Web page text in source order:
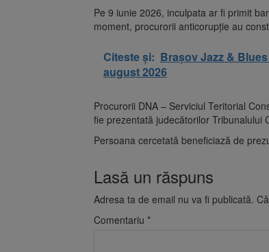
Pe 9 iunie 2026, inculpata ar fi primit
moment, procurorii anticorupție au
Citeste și: Brașov Jazz &
august 2026
Procurorii DNA – Serviciul Teritorial
fie prezentată judecătorilor Tribunalului
Persoana cercetată beneficiază de
Lasă un răspuns
Adresa ta de email nu va fi publicată.
Comentariu *